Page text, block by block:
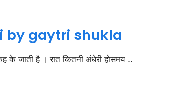
by gaytri shukla
जाती है । रात कितनी अंधेरी होसमय …